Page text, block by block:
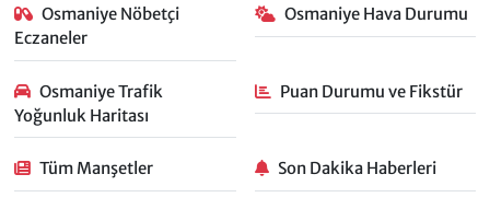
Osmaniye Nöbetçi
Eczaneler
Osmaniye Hava Durumu
Osmaniye Trafik
Yoğunluk Haritası
Puan Durumu ve Fikstür
Tüm Manşetler Son Dakika Haberleri